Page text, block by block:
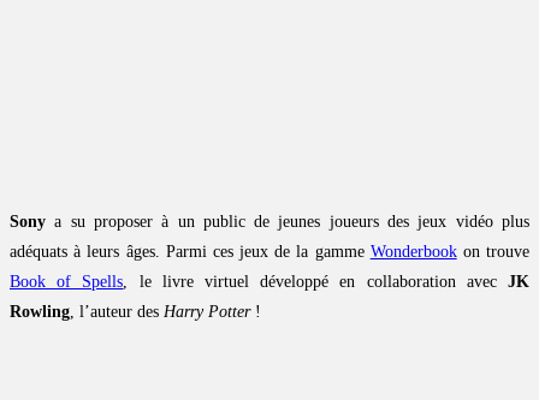
Sony a su proposer à un public de jeunes joueurs des jeux vidéo plus
adéquats à leurs âges. Parmi ces jeux de la gamme Wonderbookon trouve
Book of Spells, le livre virtuel développé en collaboration avecJK
Rowling, l’auteur des Harry Potter!